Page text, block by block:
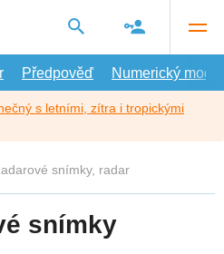
Předpověď Numerický model
s letními, zítra i tropickými
snímky, radar
snímky